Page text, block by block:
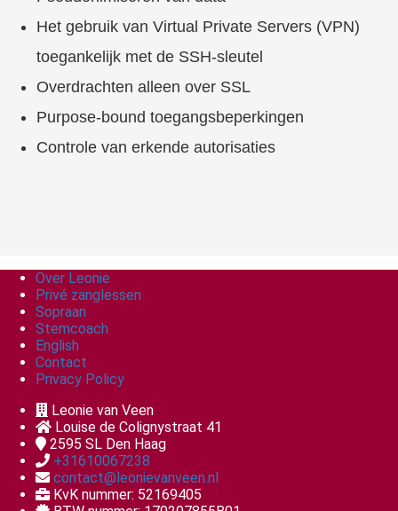
Het gebruik van Virtual Private Servers (VPN)
toegankelijk met de SSH-sleutel
Overdrachten alleen over SSL
Purpose-bound toegangsbeperkingen
Controle van erkende autorisaties
Over Leonie
Privé zanglessen
Sopraan
Stemcoach
English
Contact
Privacy Policy
Leonie van Veen
Louise de Colignystraat 41
2595 SL Den Haag
+31610067238
contact@leonievanveen.nl
KvK nummer: 52169405